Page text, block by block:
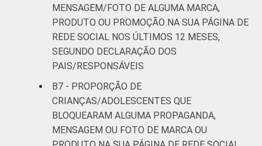
MENSAGEM/FOTO DE ALGUMA MARCA,
PRODUTO OU PROMOÇÃO NA SUA PÁGINA DE
REDE SOCIAL NOS ÚLTIMOS 12 MESES,
SEGUNDO DECLARAÇÃO DOS
PAIS/RESPONSÁVEIS
B7 - PROPORÇÃO DE
CRIANÇAS/ADOLESCENTES QUE
BLOQUEARAM ALGUMA PROPAGANDA,
MENSAGEM OU FOTO DE MARCA OU